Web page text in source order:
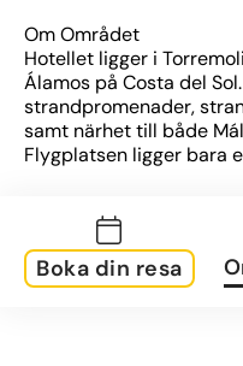
Om Området
Hotellet ligger i
Álamos på Costa del
strandpromenader,
samt närhet till både
Flygplatsen ligger bara
Om Rummen
Rummen är ljusa och
bekvämligheter som
Boka din resa